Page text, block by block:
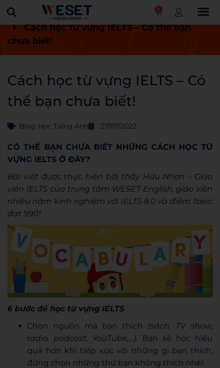
0
Trang chủ Blog
Blog học tiếng Anh
Cách học từ vựng IELTS – Có thể bạn
chưa biết!
Cách học từ vựng IELTS – Có
thể bạn chưa biết!
Blog Học Tiếng Anh 27/07/2022
CÓ THỂ BẠN CHƯA BIẾT NHỮNG CÁCH HỌC TỪ
VỰNG IELTS Ở ĐÂY?
Bài viết được thực hiện bởi thầy Hữu Nhơn – Giáo
viên IELTS của trung tâm WESET English, giáo viên
nhiều năm kinh nghiệm với IELTS 8.0 và điểm Toeic
đạt 990!
6 bước để học từ vựng IELTS
Chọn nguồn mà bạn thích (sách, TV show,
radio, podcast, YouTube,…). Bạn sẽ học hiệu
quả hơn khi tiếp xúc với những gì bạn thích,
đừng chọn những thứ bạn không thích nhé!